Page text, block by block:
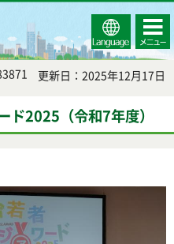
Select
Language
コンテ
ンツメ
ニュー
更新日：2025年12月17日
ド2025（令和7年度）